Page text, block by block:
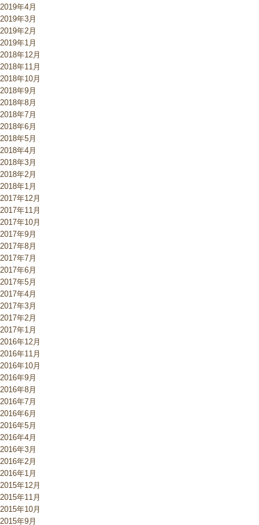
2019年4月
2019年3月
2019年2月
2019年1月
2018年12月
2018年11月
2018年10月
2018年9月
2018年8月
2018年7月
2018年6月
2018年5月
2018年4月
2018年3月
2018年2月
2018年1月
2017年12月
2017年11月
2017年10月
2017年9月
2017年8月
2017年7月
2017年6月
2017年5月
2017年4月
2017年3月
2017年2月
2017年1月
2016年12月
2016年11月
2016年10月
2016年9月
2016年8月
2016年7月
2016年6月
2016年5月
2016年4月
2016年3月
2016年2月
2016年1月
2015年12月
2015年11月
2015年10月
2015年9月